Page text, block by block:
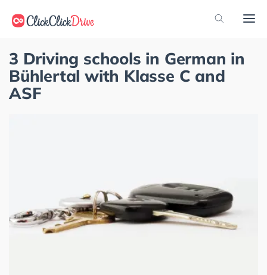
3 Driving schools in German in
Bühlertal with Klasse C and
ASF